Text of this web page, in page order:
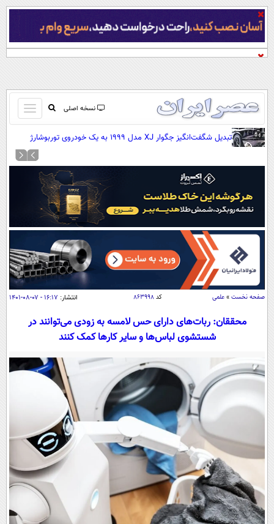
نسخه اصلی
باز
و
بسته
کردن
صفحه اول
آرشیو
نظرسنجی
آب و هوا
اوقات شرعی
سواد زندگی
اقتصاد
اقتصادی
خودرو
جامعه
اجتماعی
حوادث
سلامت
یک برش دانایی
سفر و تفریح
ورزشی
بین الملل
سیاست خارجی
فرهنگ و هنر
علم و دانش
فناوری و It
علمی
قرآن
گوناگون
باشگاه مغز
مجله تصویری سلاح
اقتصاد
ورزش
عصر ایران 2
خواندنی ها و دیدنی ها
آموزش زبان
تبدیل شگفت‌انگیز جگوار XJ مدل ۱۹۹۹ به یک خودروی توربوشارژ
صفحه نخست » علمی کد ۸۶۳۹۹۸ انتشار: ۱۶:۱۷ - ۰۷-۰۸-۱۴۰۱
محققان: ربات‌های دارای حس لامسه به زودی می‌توانند در
شستشوی لباس‌ها و سایر کارها کمک کنند